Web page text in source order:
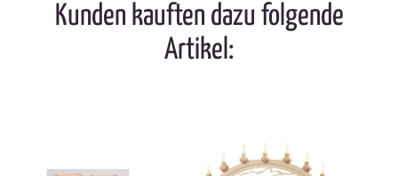
Kunden kauften dazu folgende
Artikel: